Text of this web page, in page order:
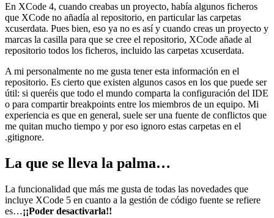
En XCode 4, cuando creabas un proyecto, había algunos ficheros
que XCode no añadía al repositorio, en particular las carpetas
xcuserdata. Pues bien, eso ya no es así y cuando creas un proyecto y
marcas la casilla para que se cree el repositorio, XCode añade al
repositorio todos los ficheros, incluido las carpetas xcuserdata.
A mi personalmente no me gusta tener esta información en el
repositorio. Es cierto que existen algunos casos en los que puede ser
útil: si queréis que todo el mundo comparta la configuración del IDE
o para compartir breakpoints entre los miembros de un equipo. Mi
experiencia es que en general, suele ser una fuente de conflictos que
me quitan mucho tiempo y por eso ignoro estas carpetas en el
.gitignore.
La que se lleva la palma…
La funcionalidad que más me gusta de todas las novedades que
incluye XCode 5 en cuanto a la gestión de código fuente se refiere
es…¡¡Poder desactivarla!!